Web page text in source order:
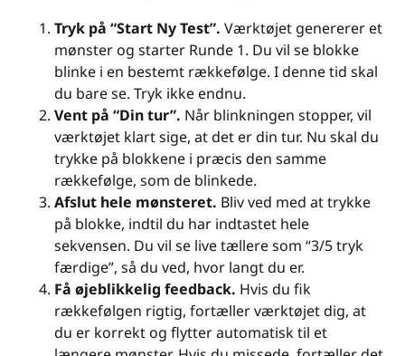
Tryk på “Start Ny Test”. Værktøjet genererer et
mønster og starter Runde 1. Du vil se blokke
blinke i en bestemt rækkefølge. I denne tid skal
du bare se. Tryk ikke endnu.
Vent på “Din tur”. Når blinkningen stopper, vil
værktøjet klart sige, at det er din tur. Nu skal du
trykke på blokkene i præcis den samme
rækkefølge, som de blinkede.
Afslut hele mønsteret. Bliv ved med at trykke
på blokke, indtil du har indtastet hele
sekvensen. Du vil se live tællere som “3/5 tryk
færdige”, så du ved, hvor langt du er.
Få øjeblikkelig feedback. Hvis du fik
rækkefølgen rigtig, fortæller værktøjet dig, at
du er korrekt og flytter automatisk til et